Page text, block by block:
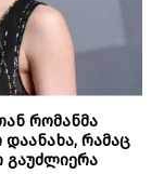
რომანმა
რამაც
გაუძლიერა